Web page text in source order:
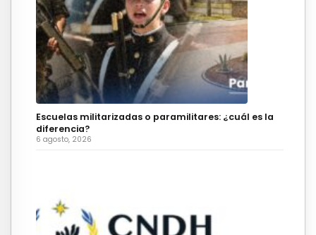
Escuelas militarizadas o paramilitares: ¿cuál es la
diferencia?
6 agosto, 2026